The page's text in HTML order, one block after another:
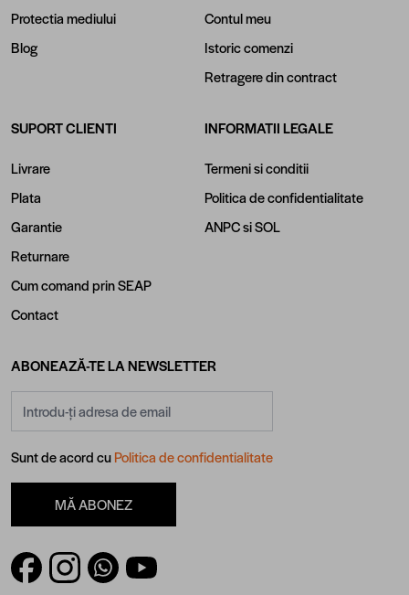
Protectia mediului
Blog
Contul meu
Istoric comenzi
Retragere din contract
SUPORT CLIENTI
Livrare
Plata
Garantie
Returnare
Cum comand prin SEAP
Contact
INFORMATII LEGALE
Termeni si conditii
Politica de confidentialitate
ANPCsiSOL
ABONEAZĂ-TE LA NEWSLETTER
Sunt de acord cuPolitica de confidentialitate
MĂ ABONEZ